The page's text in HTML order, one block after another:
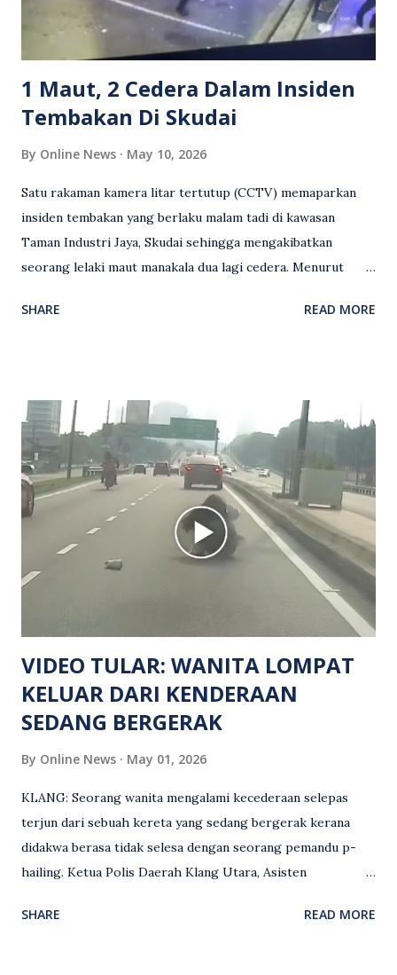
Sebahagian netizen turut meminta pihak berkuasa
mengambil tindakan tegas, manakala ada yang bersimpati
terhadap wanita dipercayai menjadi mangs...
1 Maut, 2 Cedera Dalam Insiden
Tembakan Di Skudai
By Online News May 10, 2026
Satu rakaman kamera litar tertutup (CCTV) memaparkan
insiden tembakan yang berlaku malam tadi di kawasan
Taman Industri Jaya, Skudai sehingga mengakibatkan
seorang lelaki maut manakala dua lagi cedera. Menurut
kejadian berlaku sekitar jam 11 malam dan pihak polis
hiburan di kawasan berkenaan. Seorang mangsa disahkan
meninggal dunia di lokasi kejadian akibat terkena tembakan,
manakala seorang lagi mangsa mengalami kecederaan.
Turut dipercayai terdapat seorang lagi individu cedera
namun identitinya masih belum dikenal pasti selepas dibawa
keluar dari lokasi oleh kenalannya. Polis kini sedang giat
mengesan dua suspek yang masih bebas bagi membantu
siasatan lanjut. Kes disiasat mengikut Seksyen 302 Kanun
Keseksaan kerana membunuh. Orang ramai yang mempunyai
maklumat diminta t...
SHARE READ MORE
VIDEO TULAR: WANITA LOMPAT
KELUAR DARI KENDERAAN
SEDANG BERGERAK
By Online News May 01, 2026
KLANG: Seorang wanita mengalami kecederaan selepas
terjun dari sebuah kereta yang sedang bergerak kerana
didakwa berasa tidak selesa dengan seorang pemandu p-
hailing. Ketua Polis Daerah Klang Utara, Asisten
(2 Mei), berkata pemandu berusia 47 tahun itu telah
SHARE READ MORE